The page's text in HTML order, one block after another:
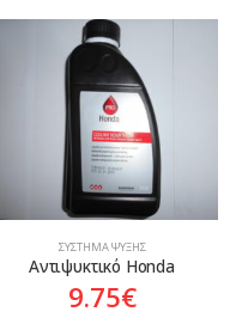
ΣΎΣΤΗΜΑ ΨΎΞΗΣ
Αντιψυκτικό Honda
9.75€